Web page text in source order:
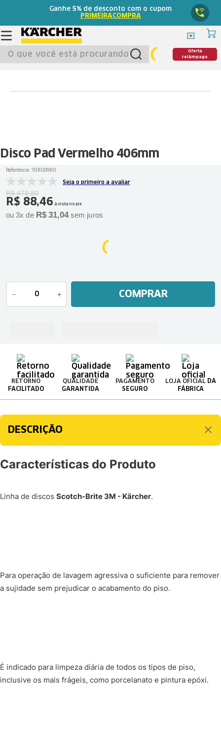
Ganhe 5% de desconto com o cupom
PRIMEIRACOMPRA
O que você está procurando?
Oferta
relâmpago
Disco Pad Vermelho 406mm
Referência::93800980
Seja o primeiro a avaliar
R$ 479,80
R$ 88,46 à vista no pix
ou3x de R$ 31,04sem juros
＋
－ COMPRAR
RETORNO
FACILITADO
QUALIDADE
GARANTIDA
PAGAMENTO
SEGURO
LOJA OFICIAL DA
FÁBRICA
DESCRIÇÃO
Características do Produto
Linha de discos Scotch-Brite 3M - Kärcher.
Para operação de lavagem agressiva o suficiente para remover
a sujidade sem prejudicar o acabamento do piso.
É indicado para limpeza diária de todos os tipos de piso,
inclusive os mais frágeis, como porcelanato e pintura epóxi.